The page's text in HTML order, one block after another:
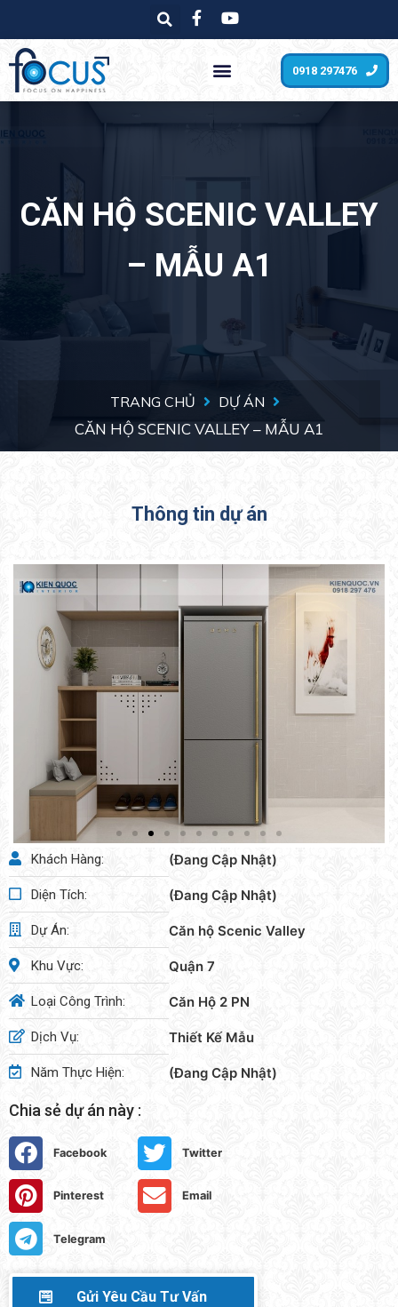
0918 297476
CĂN HỘ SCENIC VALLEY
– MẪU A1
TRANG CHỦ DỰ ÁN
CĂN HỘ SCENIC VALLEY – MẪU A1
Thông tin dự án
Khách Hàng:
Diện Tích:
Dự Án:
Khu Vực:
Loại Công Trình:
Dịch Vụ:
Năm Thực Hiện:
Chia sẻ dự án này :
Facebook Twitter
Pinterest Email
Telegram
Gửi Yêu Cầu Tư Vấn
(Đang Cập Nhật)
(Đang Cập Nhật)
Căn hộ Scenic Valley
Quận 7
Căn Hộ 2 PN
Thiết Kế Mẫu
(Đang Cập Nhật)